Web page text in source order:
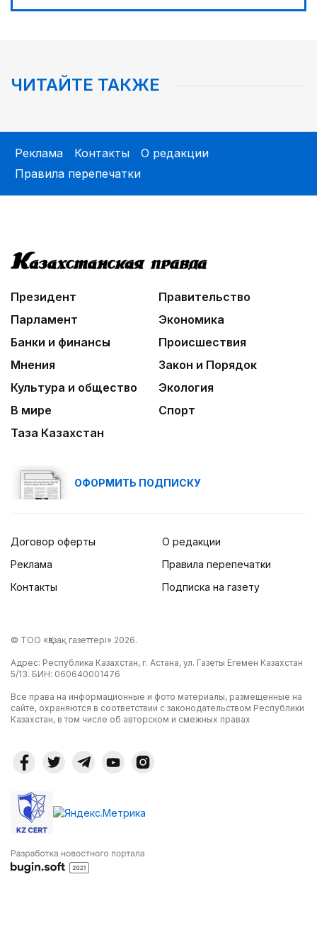
ЧИТАЙТЕ ТАКЖЕ
Реклама Контакты
О редакции
Правила перепечатки
Президент
Правительство
Парламент
Экономика
Банки и финансы
Происшествия
Мнения
Закон и Порядок
Культура и общество
Экология
В мире
Спорт
Таза Казахстан
ОФОРМИТЬ ПОДПИСКУ
Договор оферты
Реклама
Контакты
О редакции
Правила перепечатки
Подписка на газету
© ТОО «Қазақ газеттері» 2026.
Адрес: Республика Казахстан, г. Астана, ул. Газеты Егемен Казахстан
5/13. БИН: 060640001476
Все права на информационные и фото материалы, размещенные на
сайте, охраняются в соответствии с законодательством Республики
Казахстан, в том числе об авторском и смежных правах